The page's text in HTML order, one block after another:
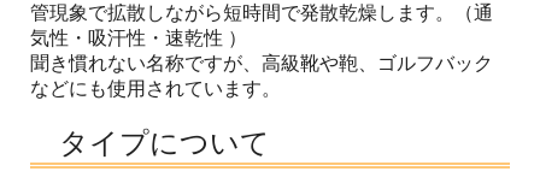
管現象で拡散しながら短時間で発散乾燥します。（通
気性・吸汗性・速乾性 ）
聞き慣れない名称ですが、高級靴や鞄、ゴルフバック
などにも使用されています。
タイプについて